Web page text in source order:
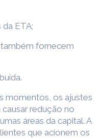
ETA;
fornecem
momentos, os ajustes
redução no
áreas da capital. A
que acionem os